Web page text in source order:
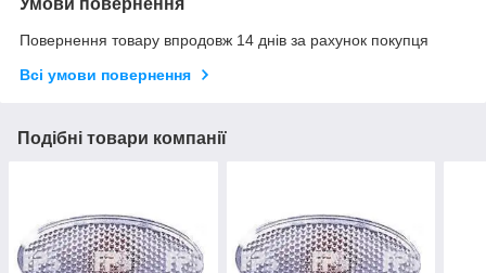
Умови повернення
Повернення товару впродовж 14 днів за рахунок покупця
Всі умови повернення
Подібні товари компанії